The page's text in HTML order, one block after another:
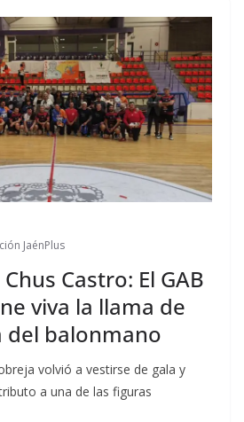
JaénPlus
Castro: El GAB
viva la llama de
del balonmano
volvió a vestirse de gala y
a una de las figuras